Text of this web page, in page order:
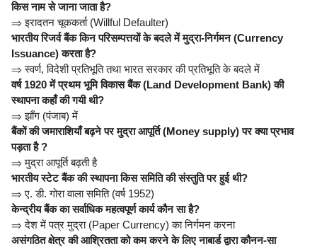
किस नाम से जाना जाता है?
⇒ इरादतन चूककर्ता (Willful Defaulter)
भारतीय रिजर्व बैंक किन परिसम्पत्तयों के बदले में मुद्रा-निर्गमन (Currency
Issuance) करता है?
⇒ स्वर्ण, विदेशी प्रतिभूति तथा भारत सरकार की प्रतिभूति के बदले में
वर्ष 1920 में प्रथम भूमि विकास बैंक (Land Development Bank) की
स्थापना कहाँ की गयी थी?
⇒झाँग (पंजाब) में
बैंकों की जमाराशियाँ बढ़ने पर मुद्रा आपूर्ति (Money supply) पर क्या प्रभाव
पड़ता है ?
⇒ मुद्रा आपूर्ति बढ़ती है
भारतीय स्टेट बैंक की स्थापना किस समिति की संस्तुति पर हुई थी?
⇒ ए. डी. गोरा वाला समिति (वर्ष 1952)
केन्द्रीय बैंक का सर्वाधिक महत्वपूर्ण कार्य कौन सा है?
⇒ देश में पत्र मुद्रा (Paper Currency) का निर्गमन करना
असंगठित क्षेत्र की आश्रितता को कम करने के लिए नाबार्ड द्वारा कौनन-सा